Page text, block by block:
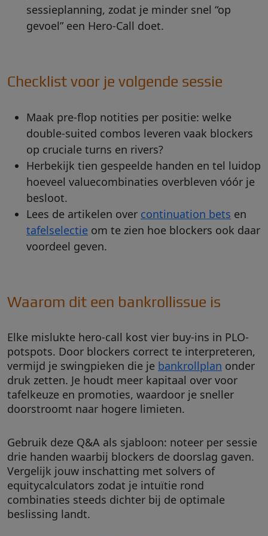
sessieplanning, zodat je minder snel “op
gevoel” een Hero-Call doet.
Checklist voor je volgende sessie
Maak pre-flop notities per positie: welke
double-suited combos leveren vaak blockers
op cruciale turns en rivers?
Herbekijk tien gespeelde handen en tel luidop
hoeveel valuecombinaties overbleven vóór je
besloot.
Lees de artikelen over continuation bets en
tafelselectie om te zien hoe blockers ook daar
voordeel geven.
Waarom dit een bankrollissue is
Elke mislukte hero-call kost vier buy-ins in PLO-
potspots. Door blockers correct te interpreteren,
vermijd je swingpieken die je bankrollplan onder
druk zetten. Je houdt meer kapitaal over voor
tafelkeuze en promoties, waardoor je sneller
doorstroomt naar hogere limieten.
Gebruik deze Q&A als sjabloon: noteer per sessie
drie handen waarbij blockers de doorslag gaven.
Vergelijk jouw inschatting met solvers of
equitycalculators zodat je intuïtie rond
combinaties steeds dichter bij de optimale
beslissing landt.